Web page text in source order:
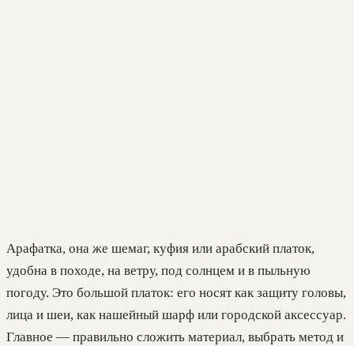
Арафатка, она же шемаг, куфия или арабский платок,
удобна в походе, на ветру, под солнцем и в пыльную
погоду. Это большой платок: его носят как защиту головы,
лица и шеи, как нашейный шарф или городской аксессуар.
Главное — правильно сложить материал, выбрать метод и